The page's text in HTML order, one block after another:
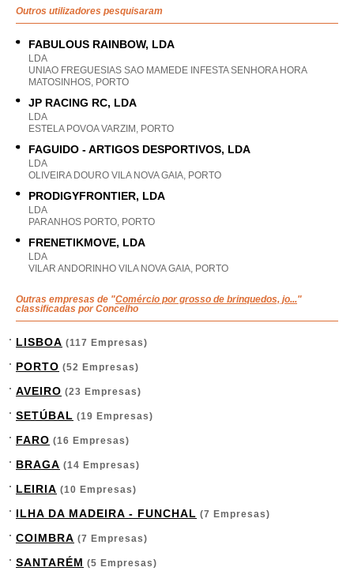
Outros utilizadores pesquisaram
FABULOUS RAINBOW, LDA
LDA
UNIAO FREGUESIAS SAO MAMEDE INFESTA SENHORA HORA
MATOSINHOS, PORTO
JP RACING RC, LDA
LDA
ESTELA POVOA VARZIM, PORTO
FAGUIDO - ARTIGOS DESPORTIVOS, LDA
LDA
OLIVEIRA DOURO VILA NOVA GAIA, PORTO
PRODIGYFRONTIER, LDA
LDA
PARANHOS PORTO, PORTO
FRENETIKMOVE, LDA
LDA
VILAR ANDORINHO VILA NOVA GAIA, PORTO
Outras empresas de "Comércio por grosso de brinquedos, jo..."
classificadas por Concelho
LISBOA (117 Empresas)
PORTO (52 Empresas)
AVEIRO (23 Empresas)
SETÚBAL (19 Empresas)
FARO (16 Empresas)
BRAGA (14 Empresas)
LEIRIA (10 Empresas)
ILHA DA MADEIRA - FUNCHAL (7 Empresas)
COIMBRA (7 Empresas)
SANTARÉM (5 Empresas)